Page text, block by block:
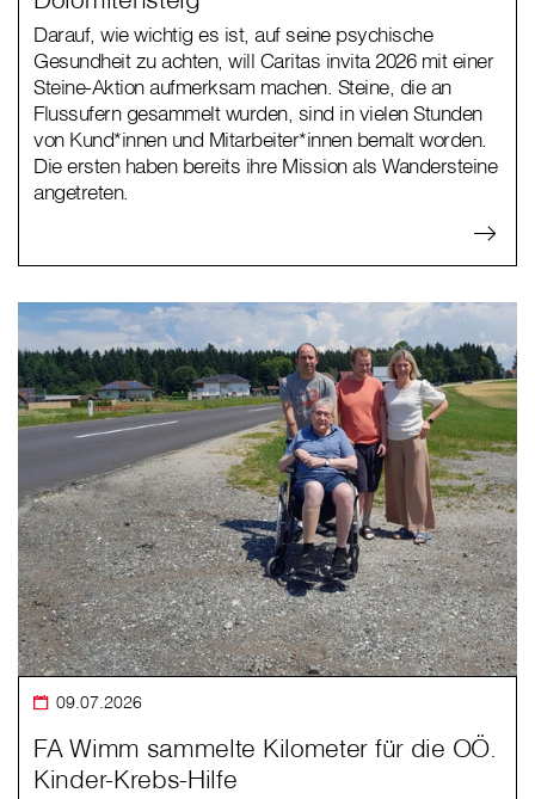
Darauf, wie wichtig es ist, auf seine psychische
Gesundheit zu achten, will Caritas invita 2026 mit einer
Steine-Aktion aufmerksam machen. Steine, die an
Flussufern gesammelt wurden, sind in vielen Stunden
von Kund*innen und Mitarbeiter*innen bemalt worden.
Die ersten haben bereits ihre Mission als Wandersteine
angetreten.
09.07.2026
FA Wimm sammelte Kilometer für die OÖ.
Kinder-Krebs-Hilfe